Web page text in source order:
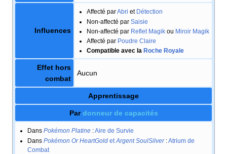
Influences
Affecté parAbri et Détection
Non-affecté par Saisie
Non-affecté par Reflet Magikou Miroir Magik
Affecté par Poudre Claire
Compatible avec la Roche Royale
Effet hors
combat
Aucun
Apprentissage
Pardonneur de capacités
Dans Pokémon Platine :Aire de Survie
Dans Pokémon Or HeartGoldet Argent SoulSilver : Atrium de
Combat